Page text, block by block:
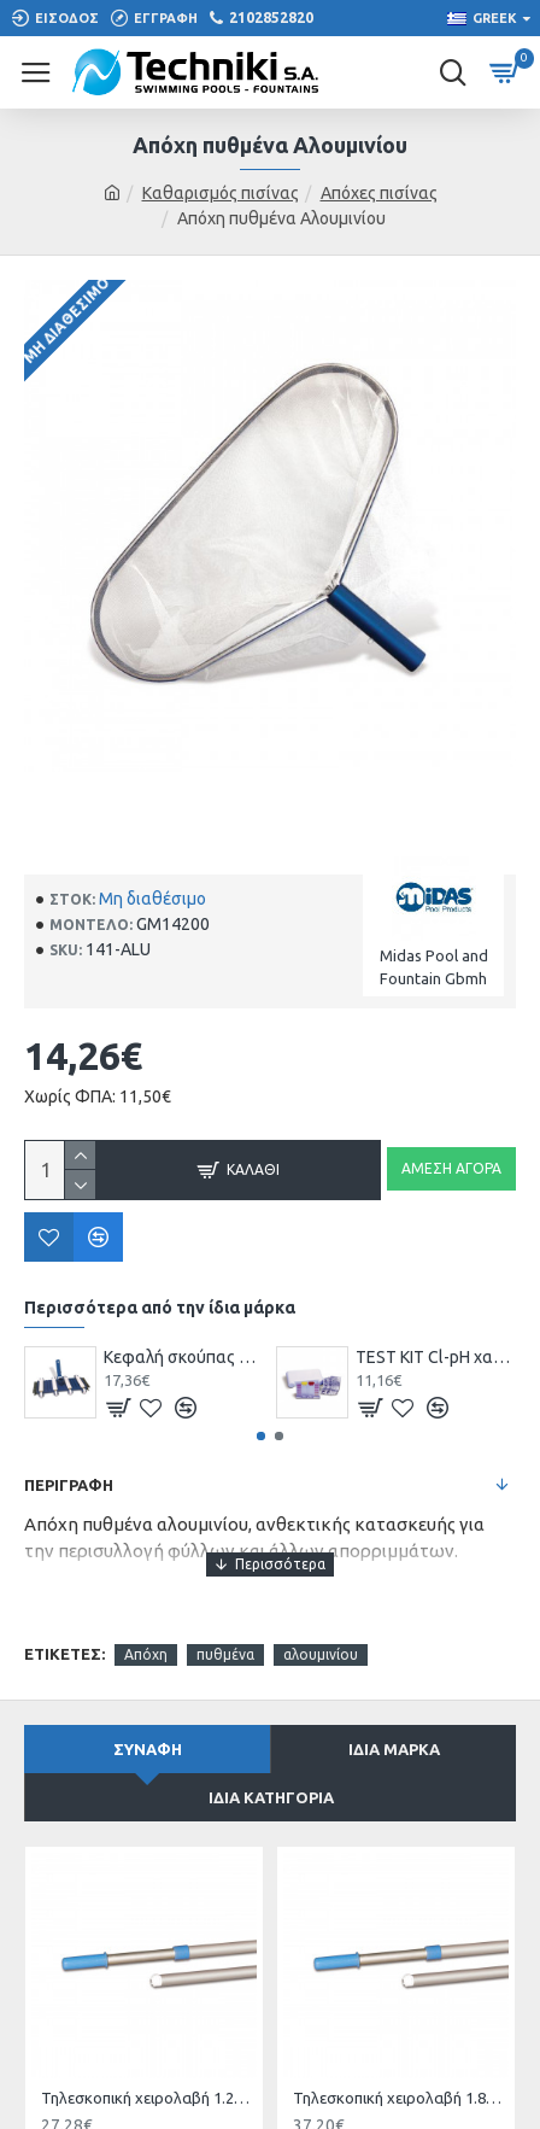
ΕΙΣΟΔΟΣ ΕΓΓΡΑΦΗ 2102852820 GREEK
0
Καθαρισμός πισίνας
Απόχες πισίνας
Απόχη πυθμένα Αλουμινίου
Απόχη πυθμένα Αλουμινίου
ΜΗ ΔΙΑΘΈΣΙΜΟ
ΣΤΟΚ: Μη διαθέσιμο
ΜΟΝΤΈΛΟ: GM14200
SKU: 141-ALU
Midas Pool and
Fountain Gbmh
14,26€
Χωρίς ΦΠΑ: 11,50€
ΚΑΛΆΘΙ ΆΜΕΣΗ ΑΓΟΡΆ
Περισσότερα από την ίδια μάρκα
Κεφαλή σκούπας 8 τροχών
17,36€
TEST KIT Cl-pH χαπιών
11,16€
ΠΕΡΙΓΡΑΦΗ
Απόχη πυθμένα αλουμινίου, ανθεκτικής κατασκευής για
την περισυλλογή φύλλων και άλλων απορριμμάτων.
ΕΤΙΚΈΤΕΣ: Απόχη πυθμένα αλουμινίου
ΣΥΝΑΦΉ ΊΔΙΑ ΜΆΡΚΑ
ΊΔΙΑ ΚΑΤΗΓΟΡΊΑ
Τηλεσκοπική χειρολαβή 1.20-2.40 Τηλεσκοπική χειρολαβή 1.80-3.60